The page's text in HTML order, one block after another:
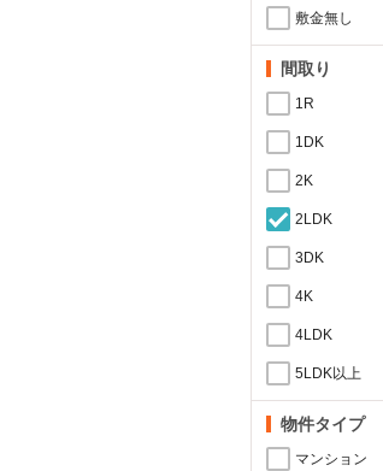
敷金無し
間取り
1R
1DK
2K
2LDK
3DK
4K
4LDK
5LDK以上
物件タイプ
マンション